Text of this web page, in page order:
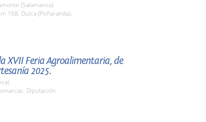
(Salamanca)
168. Dulca (Peñaranda).
XVII Feria Agroalimentaria, de
2025.
Diputación.